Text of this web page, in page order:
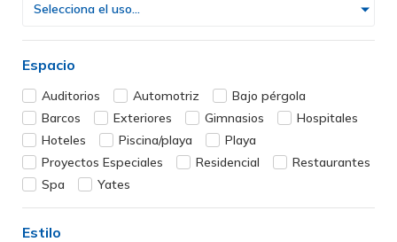
Selecciona el uso...
Espacio
Auditorios Automotriz
Bajo pérgola
Barcos
Exteriores Gimnasios
Hospitales
Hoteles
Piscina/playa
Playa
Proyectos Especiales
Residencial
Restaurantes
Spa
Yates
Estilo